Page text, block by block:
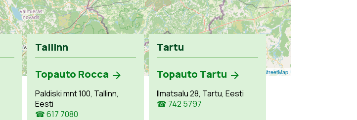
Leaflet OpenStreetMap
Tallinn
Topauto Rocca
Paldiski mnt 100, Tallinn,
Eesti
☎ 617 7080
Tartu
Topauto Tartu
Ilmatsalu 28, Tartu, Eesti
☎ 742 5797